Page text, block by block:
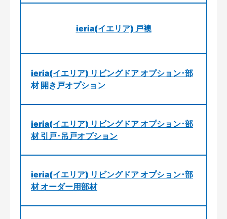
ieria(イエリア) 戸襖
ieria(イエリア) リビングドア オプション･部
材 開き戸オプション
ieria(イエリア) リビングドア オプション･部
材 引戸･吊戸オプション
ieria(イエリア) リビングドア オプション･部
材 オーダー用部材